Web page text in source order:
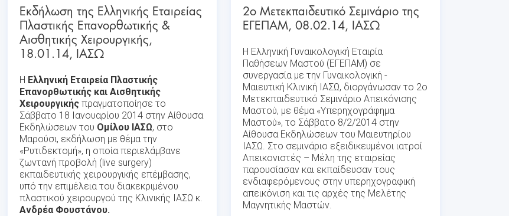
Εκδήλωση της Ελληνικής Εταιρείας
Πλαστικής Επανορθωτικής &
Αισθητικής Χειρουργικής,
18.01.14, ΙΑΣΩ
Η Ελληνική Εταιρεία Πλαστικής
Επανορθωτικής και Αισθητικής
Χειρουργικής πραγματοποίησε το
Σάββατο 18 Ιανουαρίου 2014 στην Αίθουσα
Εκδηλώσεων του Ομίλου ΙΑΣΩ, στο
Μαρούσι, εκδήλωση με θέμα την
«Ρυτιδεκτομή», η οποία περιελάμβανε
ζωντανή προβολή (live surgery)
εκπαιδευτικής χειρουργικής επέμβασης,
υπό την επιμέλεια του διακεκριμένου
πλαστικού χειρουργού της Κλινικής ΙΑΣΩ κ.
Ανδρέα Φουστάνου.
2ο Μετεκπαιδευτικό Σεμινάριο της
ΕΓΕΠΑΜ, 08.02.14, ΙΑΣΩ
Η Ελληνική Γυναικολογική Εταιρία
Παθήσεων Μαστού (ΕΓΕΠΑΜ) σε
συνεργασία με την Γυναικολογική -
Μαιευτική Κλινική ΙΑΣΩ, διοργάνωσαν το 2ο
Μετεκπαιδευτικό Σεμινάριο Απεικόνισης
Μαστού, με θέμα «Υπερηχογράφημα
Μαστού», το Σάββατο 8/2/2014 στην
Αίθουσα Εκδηλώσεων του Μαιευτηρίου
ΙΑΣΩ. Στο σεμινάριο εξειδικευμένοι ιατροί
Απεικονιστές – Μέλη της εταιρείας
παρουσίασαν και εκπαίδευσαν τους
ενδιαφερόμενους στην υπερηχογραφική
απεικόνιση και τις αρχές της Μελέτης
Μαγνητικής Μαστών.